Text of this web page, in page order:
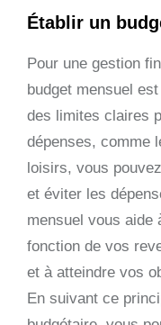
Établir un
Pour une gestion
budget mensuel
des limites claires
dépenses, comme
loisirs, vous
et éviter les
mensuel vous aide
fonction de vos
et à atteindre vos
En suivant ce